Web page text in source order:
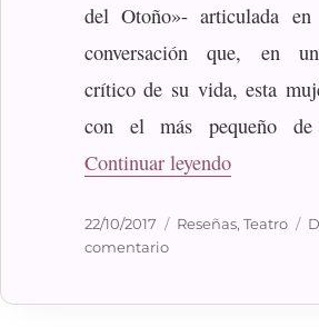
del Otoño»- articulada
conversación que, en
crítico de su vida, esta
con el más pequeño
Continuar leyendo«La
Publicado
el
22/10/2017 Categorías
Reseñas, Teatro
comentarioen